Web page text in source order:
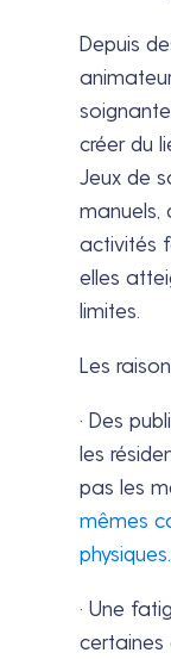
Depuis
créer du
Jeux de
manuels,
activités
elles
limites.
Les
· Des
les
pas les
mêmes
physiques.
· Une